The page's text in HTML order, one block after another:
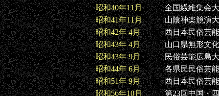
昭和40年11月
全国繊維集会
昭和41年11月
山陰神楽競演
昭和42年 4月
西日本民俗芸
昭和43年 4月
山口県無形文
昭和43年 9月
民俗芸能広島
昭和44年 6月
各県民民俗芸
昭和51年 9月
西日本民俗芸
昭和56年10月
第23回中国・